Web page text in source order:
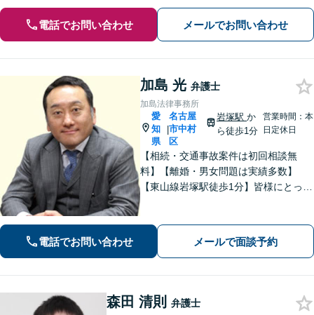
電話でお問い合わせ メールでお問い合わせ
加島 光 弁護士
加島法律事務所
愛
知
県
|
名古屋
市中村
区
岩塚駅 か
ら徒歩1分
営業時間：本
日定休日
【相続・交通事故案件は初回相談無
料】【離婚・男女問題は実績多数】
【東山線岩塚駅徒歩1分】皆様にとって
電話でお問い合わせ メールで面談予約
森田 清則 弁護士